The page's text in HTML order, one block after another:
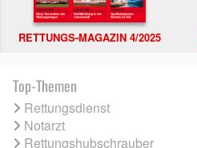
RETTUNGS-MAGAZIN 4/2025
Top-Themen
Rettungsdienst
Notarzt
Rettungshubschrauber